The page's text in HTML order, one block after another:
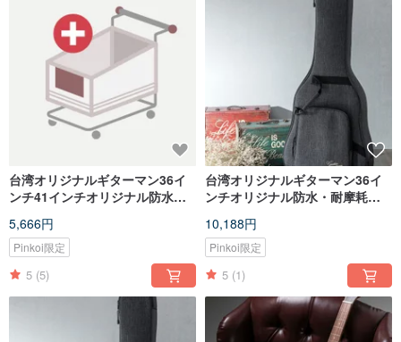
台湾オリジナルギターマン36イ
ンチ41インチオリジナル防水・
ックス限定リットル-
5,666円
Pinkoi限定
5 (5)
台湾オリジナルギターマン36イ
ンチオリジナル防水・耐摩耗性
ソフトボックス/厚手ピアノバッ
グ
10,188円
Pinkoi限定
5 (1)